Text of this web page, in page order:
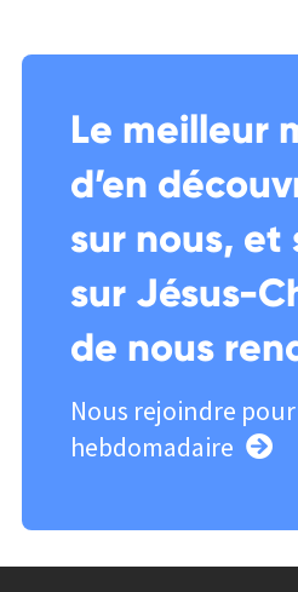
Le meilleur
d’en
sur nous, et
sur Jésus-
de nous
Nous rejoindre
hebdomadaire